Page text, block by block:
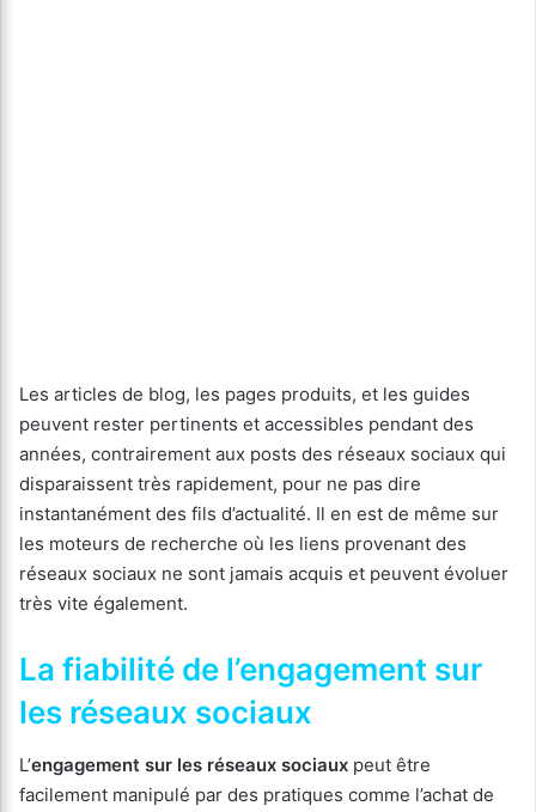
Les articles de blog, les pages produits, et les guides
peuvent rester pertinents et accessibles pendant des
années, contrairement aux posts des réseaux sociaux qui
disparaissent très rapidement, pour ne pas dire
instantanément des fils d’actualité. Il en est de même sur
les moteurs de recherche où les liens provenant des
réseaux sociaux ne sont jamais acquis et peuvent évoluer
très vite également.
La fiabilité de l’engagement sur
les réseaux sociaux
L’engagement sur les réseaux sociaux peut être
facilement manipulé par des pratiques comme l’achat de